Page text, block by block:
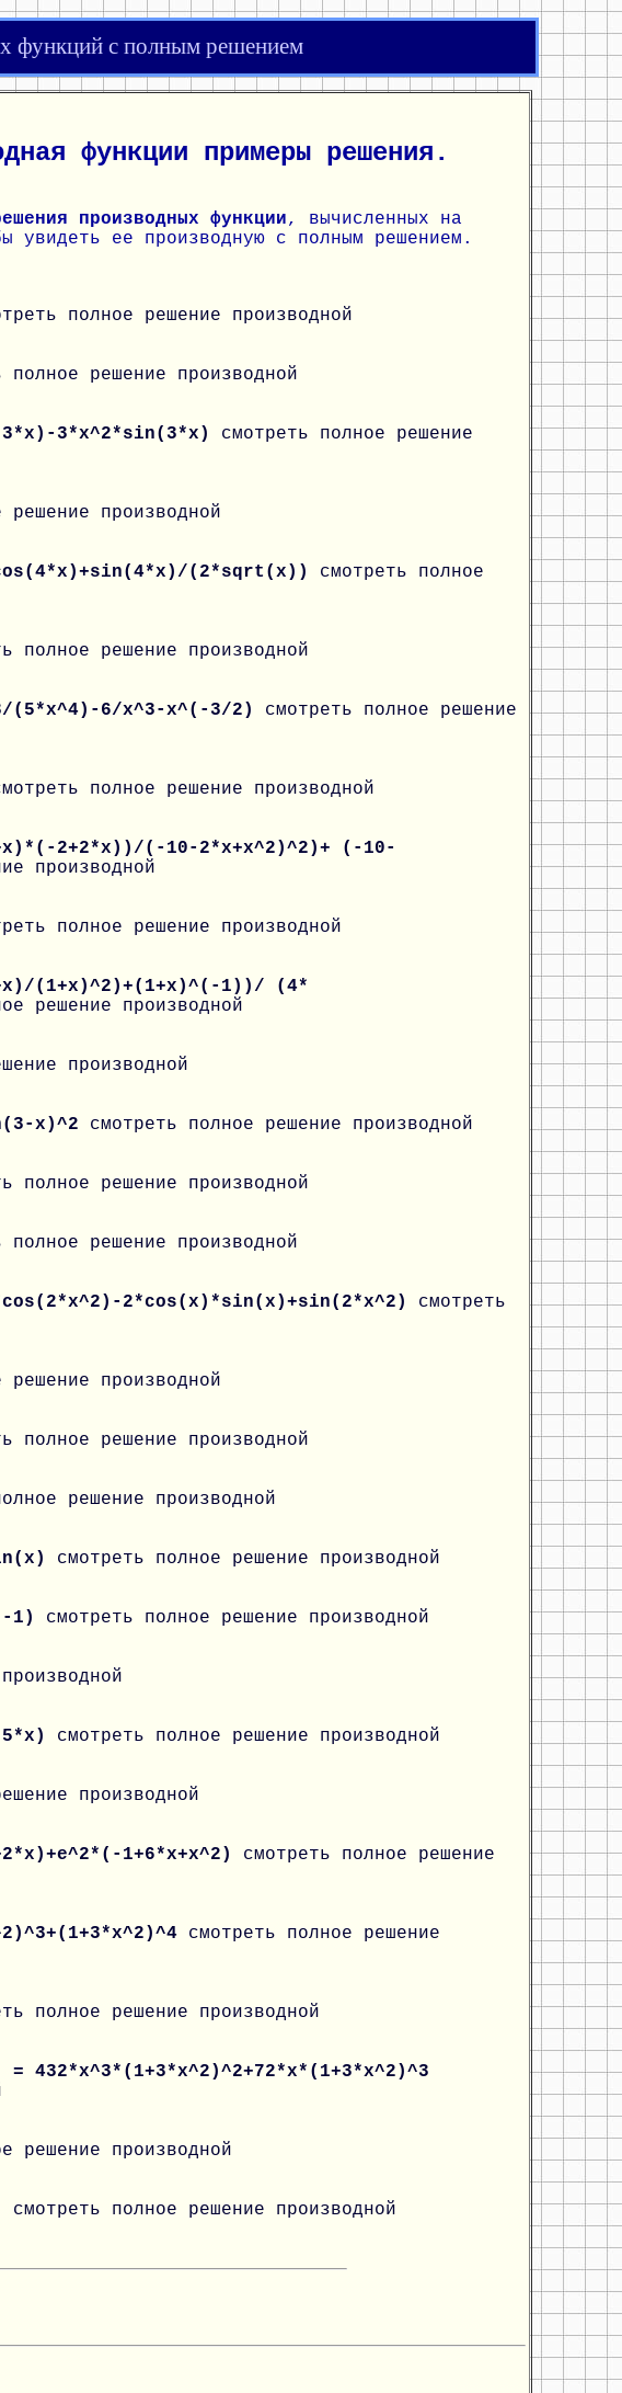
функций с полным решением
функции примеры решения.
производных функции, вычисленных на
увидеть ее производную с полным решением.
полное решение производной
полное решение производной
3*x^2*sin(3*x) смотреть полное решение
решение производной
(2*sqrt(x)) смотреть полное
полное решение производной
6/x^3-x^(-3/2) смотреть полное решение
полное решение производной
2+2*x))/(-10-2*x+x^2)^2)+ (-10-
производной
полное решение производной
(1+x)^2)+(1+x)^(-1))/ (4*
решение производной
производной
x)^2 смотреть полное решение производной
полное решение производной
полное решение производной
2*cos(x)*sin(x)+sin(2*x^2) смотреть
решение производной
полное решение производной
решение производной
смотреть полное решение производной
1) смотреть полное решение производной
смотреть полное решение производной
производной
1+6*x+x^2) смотреть полное решение
смотреть полное решение
полное решение производной
432*x^3*(1+3*x^2)^2+72*x*(1+3*x^2)^3
решение производной
смотреть полное решение производной